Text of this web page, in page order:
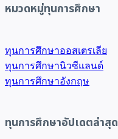
หมวดหมู่ทุนการศึกษา
ทุนการศึกษาออสเตรเลีย
ทุนการศึกษานิวซีแลนด์
ทุนการศึกษาอังกฤษ
ทุนการศึกษาอัปเดตล่าสุด